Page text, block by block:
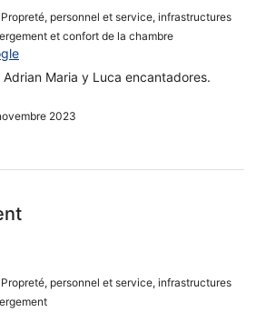
personnel et service, infrastructures
et confort de la chambre
Maria y Luca encantadores.
2023
personnel et service, infrastructures